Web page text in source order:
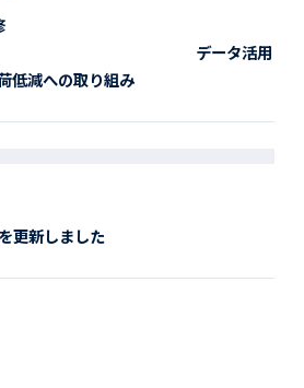
タ活用
低減への取り組み
更新しました